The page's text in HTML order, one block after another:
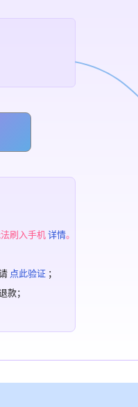
法刷入手机详情。
点此验证 ；
款；